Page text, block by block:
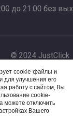
до 21:00 без
© 2024 JustClick
Powered by
cookie-файлы и
для улучшения его
работу с сайтом, Вы
cookie-
можете отключить
Вашего